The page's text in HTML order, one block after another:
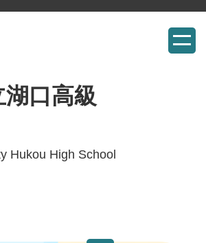
口高級
Hukou High School